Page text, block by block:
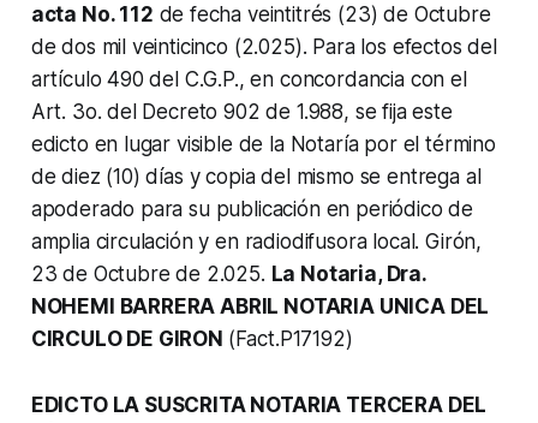
acta No. 112 de fecha veintitrés (23) de Octubre
de dos mil veinticinco (2.025). Para los efectos del
artículo 490 del C.G.P., en concordancia con el
Art. 3o. del Decreto 902 de 1.988, se fija este
edicto en lugar visible de la Notaría por el término
de diez (10) días y copia del mismo se entrega al
apoderado para su publicación en periódico de
amplia circulación y en radiodifusora local. Girón,
23 de Octubre de 2.025. La Notaria, Dra.
NOHEMI BARRERA ABRIL NOTARIA UNICA DEL
CIRCULO DE GIRON (Fact.P17192)
EDICTO LA SUSCRITA NOTARIA TERCERA DEL